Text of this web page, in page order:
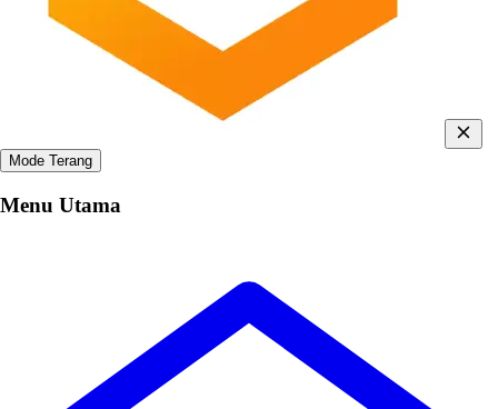
Mode Terang
Menu Utama